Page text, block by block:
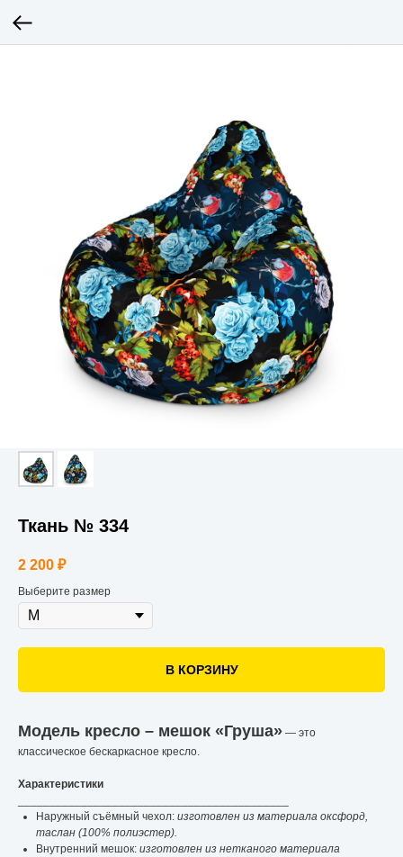
Ткань № 334
2 200 ₽
Выберите размер
В КОРЗИНУ
Модель кресло – мешок «Груша» — это
классическое бескаркасное кресло.
Характеристики
Наружный съёмный чехол: изготовлен из материала оксфорд,
таслан (100% полиэстер).
Внутренний мешок: изготовлен из нетканого материала